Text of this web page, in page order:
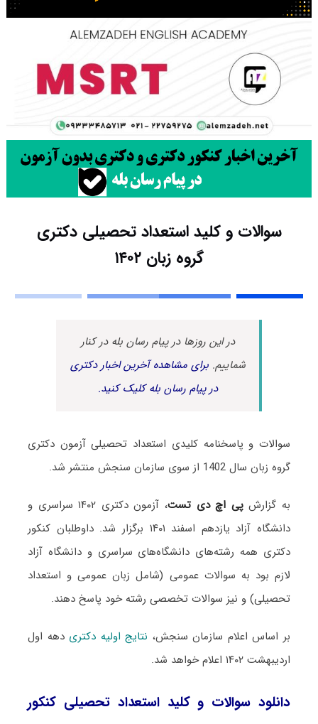
سوالات و کلید استعداد تحصیلی دکتری
گروه زبان ۱۴۰۲
در این روزها در پیام رسان بله در کنار
شماییم.برای مشاهده آخرین اخبار دکتری
در پیام رسان بله کلیک کنید.
سوالات و پاسخنامه کلیدی استعداد تحصیلی آزمون دکتری
گروه زبان سال 1402 از سوی سازمان سنجش منتشر شد.
به گزارشپی اچ دی تست
، آزمون دکتری ۱۴۰۲ سراسری و
دانشگاه آزاد یازدهم اسفند ۱۴۰۱ برگزار شد. داوطلبان کنکور
دکتری همه رشته‌های دانشگاه‌های سراسری و دانشگاه آزاد
لازم بود به سوالات عمومی (شامل زبان عمومی و استعداد
تحصیلی) و نیز سوالات تخصصی رشته خود پاسخ دهند.
بر اساس اعلام سازمان سنجش، نتایج اولیه دکتری دهه اول
اردیبهشت ۱۴۰۲ اعلام خواهد شد.
دانلود سوالات و کلید استعداد تحصیلی کنکور